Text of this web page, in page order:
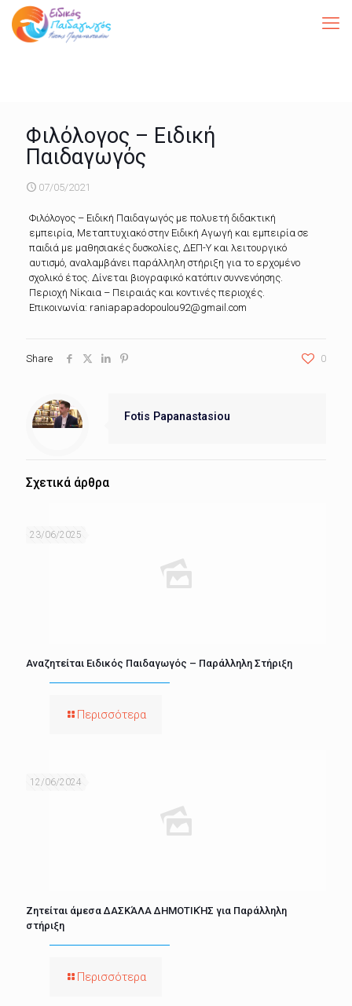
Φιλόλογος – Ειδική
Παιδαγωγός
07/05/2021
Φιλόλογος – Ειδική Παιδαγωγός με πολυετή διδακτική
εμπειρία, Μεταπτυχιακό στην Ειδική Αγωγή και εμπειρία σε
παιδιά με μαθησιακές δυσκολίες, ΔΕΠ-Υ και λειτουργικό
αυτισμό, αναλαμβάνει παράλληλη στήριξη για το ερχομένο
σχολικό έτος. Δίνεται βιογραφικό κατόπιν συννενόησης.
Περιοχή Νίκαια – Πειραιάς και κοντινές περιοχές.
Επικοινωνία: raniapapadopoulou92@gmail.com
Share 0
Fotis Papanastasiou
Σχετικά άρθρα
23/06/2025
Αναζητείται Ειδικός Παιδαγωγός – Παράλληλη Στήριξη
Περισσότερα
12/06/2024
Ζητείται άμεσα ΔΑΣΚΆΛΑ ΔΗΜΟΤΙΚΉΣ για Παράλληλη
στήριξη
Περισσότερα